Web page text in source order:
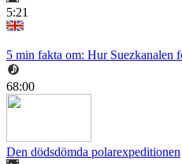
5:21
5 min fakta om: Hur Suezkanalen
68:00
Den dödsdömda polarexpeditionen